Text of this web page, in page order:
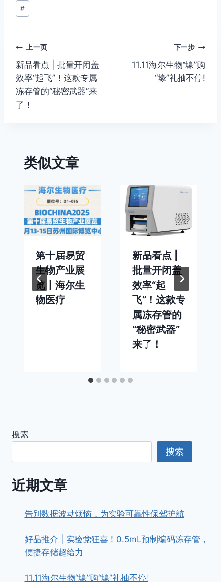
#
上一页
新品看点 | 批量开闭盖
效率“起飞”！这款专属
冻存管的“秘密武器”来
了！
下一步
11.11海尔生物“壕”购
“壕”礼抽不停!
类似文章
第十届易贸
生物产业展
览丨海尔生
物医疗
新品看点 |
批量开闭盖
效率“起
飞”！这款专
属冻存管的
“秘密武器”
来了！
搜索
搜索
近期文章
告别数据波动烦恼，为实验可靠性保驾护航
好品推介 | 实验党狂喜！0.5mL预制编码冻存管，
便捷存储超给力
11.11海尔生物“壕”购“壕”礼抽不停!